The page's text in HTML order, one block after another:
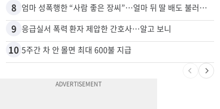
8 엄마 성폭행한 “사람 좋은 장씨”…얼마 뒤 딸 배도 불러왔다
9 응급실서 폭력 환자 제압한 간호사…알고 보니
10 5주간 차 안 몰면 최대 600불 지급